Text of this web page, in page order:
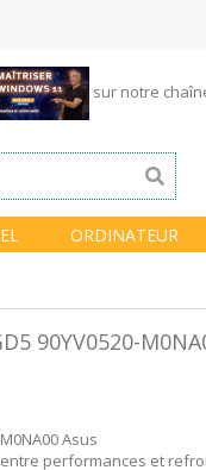
sur notre
ORDINATEUR
90YV0520-
Asus
performances et